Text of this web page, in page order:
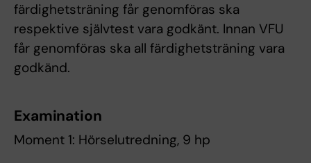
färdighetsträning får genomföras ska
respektive självtest vara godkänt. Innan VFU
får genomföras ska all färdighetsträning vara
godkänd.
Examination
Moment 1: Hörselutredning, 9 hp